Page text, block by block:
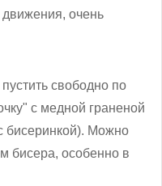
очень
свободно по
с медной граненой
бисеринкой). Можно
бисера, особенно в